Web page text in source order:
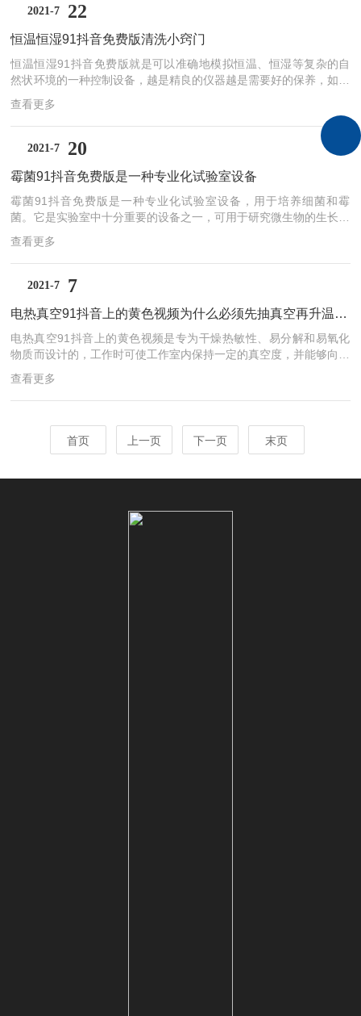
(3)保险丝和断路器是否断开；(4)找专业维修人员解决。二、数显恒
否存放过多或放入了过热物质；(3)频繁开门或门封不严；(4)日...
2021-7 22
恒温恒湿91抖音免费版清洗小窍门
恒温恒湿91抖音免费版就是可以准确地模拟恒温、恒湿等复杂的自
然状环境的一种控制设备，越是精良的仪器越是需要好的保养，如果
操作不当就容易对机器造成大的伤害，所以接下来给大家讲一讲恒温
恒湿箱的清洁问题。1.箱体外部用清水洗即可，每年需清洗一次以
上，按实际情况看是否清洗。2.配电室内、冷凝器散热网片上容易沉
积灰尘，每年至少保洁一次以上，利用吸尘器吸除室内尘土就好。3.
再进行烘干。4.恒温恒湿箱加湿器内的储水应每月更换一次，保证水
质...
查看更多
2021-7 20
霉菌91抖音免费版是一种专业化试验室设备
霉菌91抖音免费版是一种专业化试验室设备，用于培养细菌和霉
菌。它是实验室中十分重要的设备之一，可用于研究微生物的生长、
代谢、生化和分子遗传学，以及研究细菌和霉菌的生长特性和细胞
学。霉菌91抖音免费版通常由一个密封的箱体、一个网络式底座、
一个加湿装置、一个通风装置和温度控制装置等组成。其主要功能是
为培养和保存霉菌和细菌提供适宜的生长环境。1.箱体箱体通常由不
中更为便捷。箱体内壁涂有防水涂层，以确保比较高的湿度环境下不
会有漏水情况的发生...
查看更多
2021-7 7
电热真空91抖音上的黄色视频为什么必须先抽真空再升温加热？
电热真空91抖音上的黄色视频是专为干燥热敏性、易分解和易氧化
物质而设计的，工作时可使工作室内保持一定的真空度，并能够向内
部充入惰性气体，特别是一些成分复杂的物品也能进行快速干燥，采
用智能型数字温度调节仪进行温度的设定、显示与控制。电热真空9
1抖音上的黄色视频可使工作室内保持一定的真空度并采用智能型数
机技术对工作室内的温度信号进行采集、处理，可使工作室内的温度
自动保持恒温。该温控系统属P.I.D智能控温，性能可靠、使用方便。
查看更多
首页 上一页 下一页 末页